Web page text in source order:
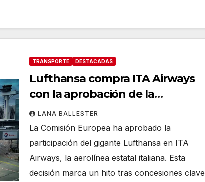
TRANSPORTE DESTACADAS
Lufthansa compra ITA Airways
con la aprobación de la
Comisión Europea
LANA BALLESTER
La Comisión Europea ha aprobado la
participación del gigante Lufthansa en ITA
Airways, la aerolínea estatal italiana. Esta
decisión marca un hito tras concesiones clave